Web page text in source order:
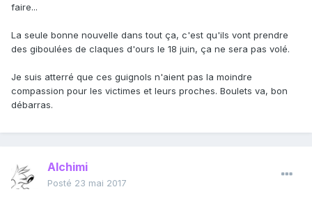
faire...
La seule bonne nouvelle dans tout ça, c'est qu'ils vont prendre
des giboulées de claques d'ours le 18 juin, ça ne sera pas volé.
Je suis atterré que ces guignols n'aient pas la moindre
compassion pour les victimes et leurs proches. Boulets va, bon
débarras.
Alchimi
Posté 23 mai 2017